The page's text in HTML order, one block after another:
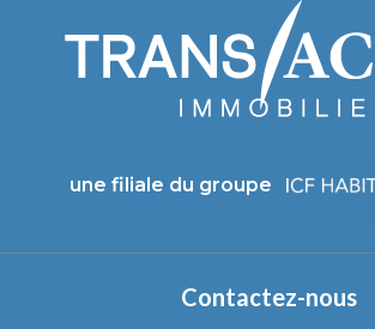
une filiale du groupe
Contactez-nous